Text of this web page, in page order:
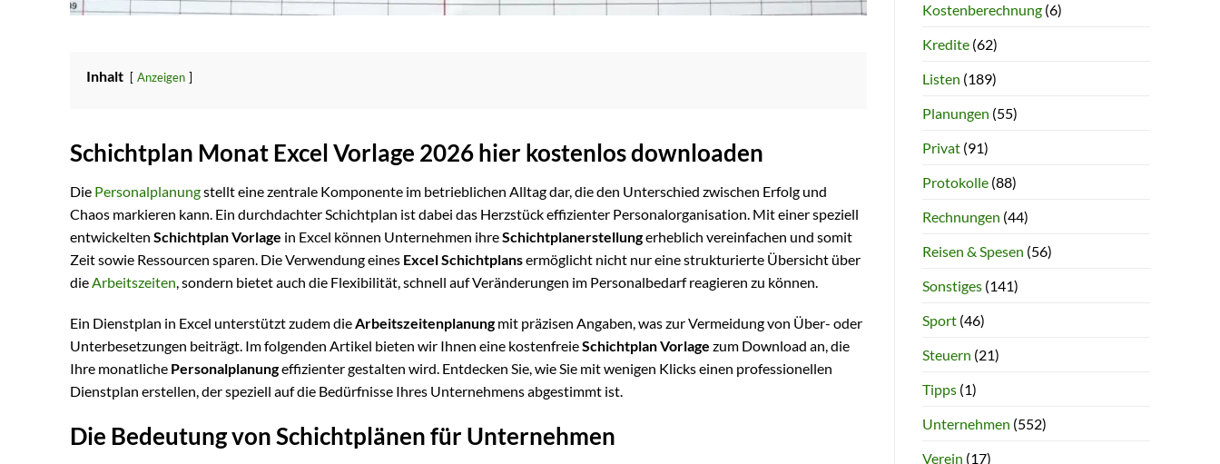
Inhalt Anzeigen
Schichtplan Monat Excel Vorlage 2026 hier kostenlos downloaden
Die Personalplanungstellt eine zentrale Komponente im betrieblichen Alltag dar, die den Unterschied zwischen Erfolg und
Chaos markieren kann. Ein durchdachter Schichtplan ist dabei das Herzstück effizienter Personalorganisation. Mit einer speziell
entwickelten Schichtplan Vorlage in Excel können Unternehmen ihreSchichtplanerstellungerheblich vereinfachen und somit
Zeit sowie Ressourcen sparen. Die Verwendung eines Excel Schichtplansermöglicht nicht nur eine strukturierte Übersicht über
die Arbeitszeiten , sondern bietet auch die Flexibilität, schnell auf Veränderungen im Personalbedarf reagieren zu können.
Ein Dienstplan in Excel unterstützt zudem dieArbeitszeitenplanungmit präzisen Angaben, was zur Vermeidung von Über- oder
Unterbesetzungen beiträgt. Im folgenden Artikel bieten wir Ihnen eine kostenfreieSchichtplan Vorlage zum Download an, die
Ihre monatliche Personalplanungeffizienter gestalten wird. Entdecken Sie, wie Sie mit wenigen Klicks einen professionellen
Dienstplan erstellen, der speziell auf die Bedürfnisse Ihres Unternehmens abgestimmt ist.
Die Bedeutung von Schichtplänen für Unternehmen
Kostenberechnung(6)
Kredite(62)
Listen (189)
Planungen (55)
Privat(91)
Protokolle(88)
Rechnungen (44)
Reisen & Spesen (56)
Sonstiges(141)
Sport(46)
Steuern (21)
Tipps(1)
Unternehmen (552)
Verein (17)